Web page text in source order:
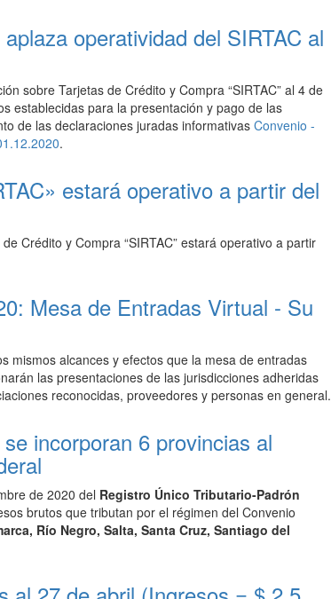
operatividad del SIRTAC al
sobre Tarjetas de Crédito y Compra “SIRTAC” al 4 de
establecidas para la presentación y pago de las
de las declaraciones juradas informativas Convenio -
.
estará operativo a partir del
Crédito y Compra “SIRTAC” estará operativo a partir
Mesa de Entradas Virtual - Su
mismos alcances y efectos que la mesa de entradas
las presentaciones de las jurisdicciones adheridas
reconocidas, proveedores y personas en general.
incorporan 6 provincias al
de 2020 del Registro Único Tributario-Padrón
brutos que tributan por el régimen del Convenio
Río Negro, Salta, Santa Cruz, Santiago del